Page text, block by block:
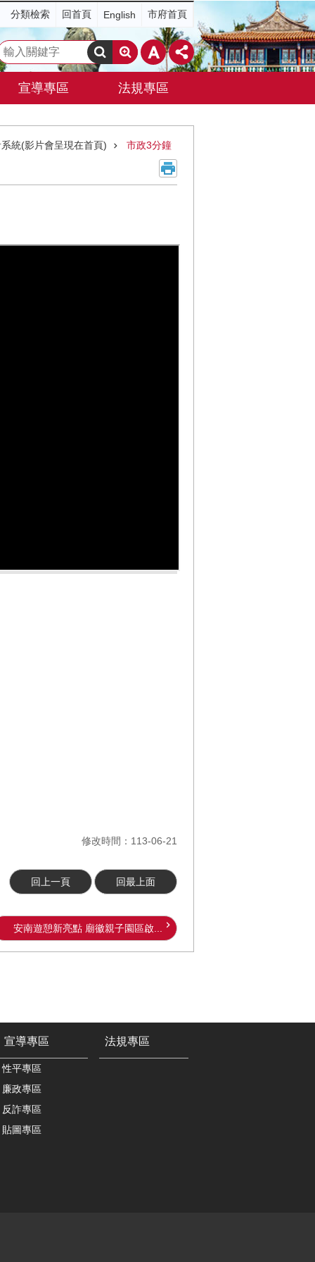
分類檢索 回首頁 English 市府首頁
搜
尋
宣導專區 法規專區
統(影片會呈現在首頁) 市政3分鐘
修改時間：113-06-21
回上一頁 回最上面
安南遊憩新亮點 廟徽親子園區啟...
宣導專區
性平專區
廉政專區
反詐專區
貼圖專區
法規專區